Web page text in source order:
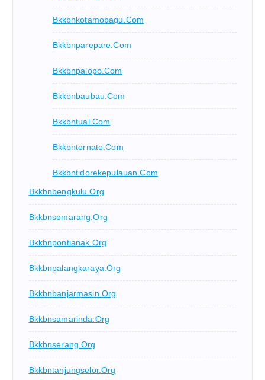
Bkkbnkotamobagu.com
Bkkbnparepare.com
Bkkbnpalopo.com
Bkkbnbaubau.com
Bkkbntual.com
Bkkbnternate.com
Bkkbntidorekepulauan.com
Bkkbnbengkulu.org
Bkkbnsemarang.org
Bkkbnpontianak.org
Bkkbnpalangkaraya.org
Bkkbnbanjarmasin.org
Bkkbnsamarinda.org
Bkkbnserang.org
Bkkbntanjungselor.org